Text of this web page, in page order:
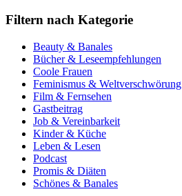
Filtern nach Kategorie
Beauty & Banales
Bücher & Leseempfehlungen
Coole Frauen
Feminismus & Weltverschwörung
Film & Fernsehen
Gastbeitrag
Job & Vereinbarkeit
Kinder & Küche
Leben & Lesen
Podcast
Promis & Diäten
Schönes & Banales